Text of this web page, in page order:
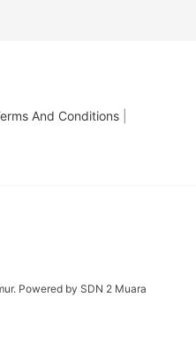
And Conditions
Powered by SDN 2 Muara